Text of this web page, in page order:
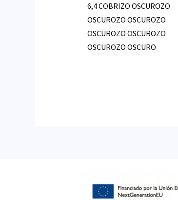
6,4 COBRIZO OSCUROZO
OSCUROZO OSCUROZO
OSCUROZO OSCUROZO
OSCUROZO OSCURO